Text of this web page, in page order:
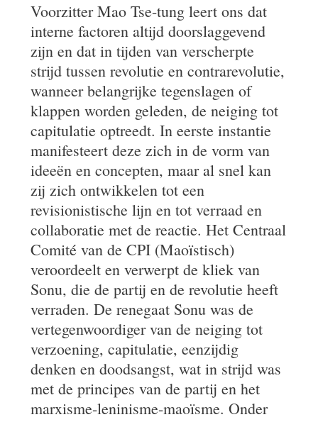
Voorzitter Mao Tse-tung leert ons dat
interne factoren altijd doorslaggevend
zijn en dat in tijden van verscherpte
strijd tussen revolutie en contrarevolutie,
wanneer belangrijke tegenslagen of
klappen worden geleden, de neiging tot
capitulatie optreedt. In eerste instantie
manifesteert deze zich in de vorm van
ideeën en concepten, maar al snel kan
zij zich ontwikkelen tot een
revisionistische lijn en tot verraad en
collaboratie met de reactie. Het Centraal
Comité van de CPI (Maoïstisch)
veroordeelt en verwerpt de kliek van
Sonu, die de partij en de revolutie heeft
verraden. De renegaat Sonu was de
vertegenwoordiger van de neiging tot
verzoening, capitulatie, eenzijdig
denken en doodsangst, wat in strijd was
met de principes van de partij en het
marxisme-leninisme-maoïsme. Onder